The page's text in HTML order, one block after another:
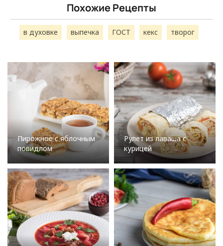
Похожие Рецепты
в духовке выпечка ГОСТ кекс творог
Пирожное с яблочным
повидлом
Рулет из лаваша с
курицей